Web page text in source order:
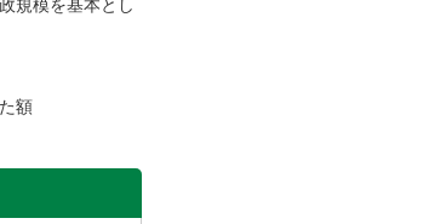
規模を基本とし
額